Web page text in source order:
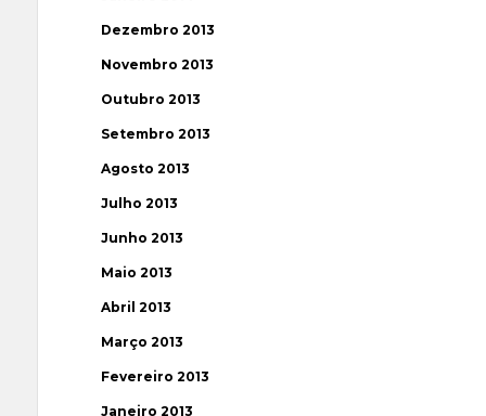
Dezembro 2013
Novembro 2013
Outubro 2013
Setembro 2013
Agosto 2013
Julho 2013
Junho 2013
Maio 2013
Abril 2013
Março 2013
Fevereiro 2013
Janeiro 2013